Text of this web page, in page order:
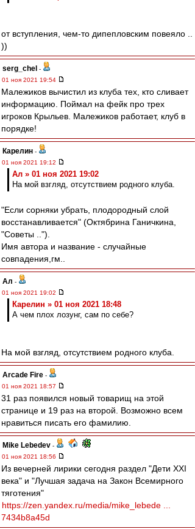
от вступления, чем-то дипепловским повеяло ..
))
serg_chel -
01 ноя 2021 19:54
Малежиков вычистил из клуба тех, кто сливает
информацию. Поймал на фейк про трех
игроков Крыльев. Малежиков работает, клуб в
порядке!
Карелин -
01 ноя 2021 19:12
Ал » 01 ноя 2021 19:02
На мой взгляд, отсутствием родного клуба.
"Если сорняки убрать, плодородный слой
восстанавливается" (Октябрина Ганичкина,
"Советы ..").
Имя автора и название - случайные
совпадения,гм..
Ал -
01 ноя 2021 19:02
Карелин » 01 ноя 2021 18:48
А чем плох лозунг, сам по себе?
На мой взгляд, отсутствием родного клуба.
Arcade Fire -
01 ноя 2021 18:57
31 раз появился новый товарищ на этой
странице и 19 раз на второй. Возможно всем
нравиться писать его фамилию.
Mike Lebedev -
01 ноя 2021 18:56
Из вечерней лирики сегодня раздел "Дети XXI
века" и "Лучшая задача на Закон Всемирного
тяготения"
https://zen.yandex.ru/media/mike_lebede ...
7434b8a45d